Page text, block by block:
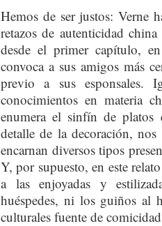
Hemos de ser justos: Verne
retazos de autenticidad
desde el primer capítulo,
convoca a sus amigos más
previo a sus esponsales.
conocimientos en materia
enumera el sinfín de platos
detalle de la decoración,
encarnan diversos tipos
Y, por supuesto, en este
a las enjoyadas y
huéspedes, ni los guiños al
culturales fuente de